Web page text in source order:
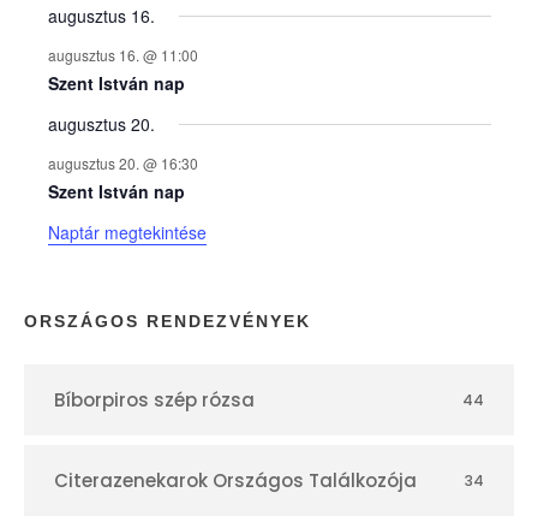
y
e
k
n
a
p
r
augusztus 16.
augusztus 16. @ 11:00
Szent István nap
augusztus 20.
augusztus 20. @ 16:30
Szent István nap
Naptár megtekintése
ORSZÁGOS RENDEZVÉNYEK
Bíborpiros szép rózsa 44
Citerazenekarok Országos Találkozója 34